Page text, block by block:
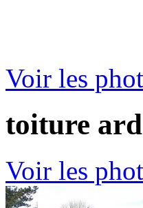
Voir les
toiture
Voir les